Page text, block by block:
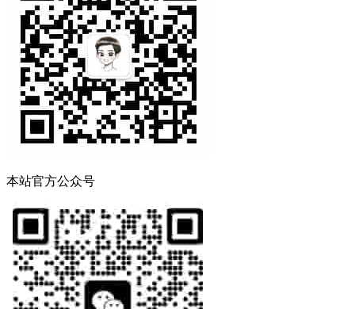
本站官方公众号